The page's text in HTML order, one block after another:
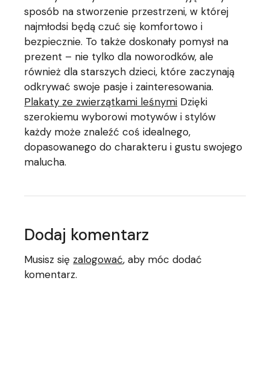
sposób na stworzenie przestrzeni, w której
najmłodsi będą czuć się komfortowo i
bezpiecznie. To także doskonały pomysł na
prezent – nie tylko dla noworodków, ale
również dla starszych dzieci, które zaczynają
odkrywać swoje pasje i zainteresowania.
Plakaty ze zwierzątkami leśnymi Dzięki
szerokiemu wyborowi motywów i stylów
każdy może znaleźć coś idealnego,
dopasowanego do charakteru i gustu swojego
malucha.
Dodaj komentarz
Musisz się zalogować, aby móc dodać
komentarz.